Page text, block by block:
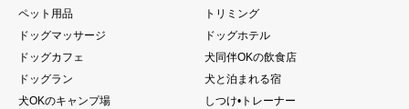
ペット用品
トリミング
ドッグマッサージ
ドッグホテル
ドッグカフェ
犬同伴OKの飲食店
ドッグラン
犬と泊まれる宿
犬OKのキャンプ場
しつけ•トレーナー